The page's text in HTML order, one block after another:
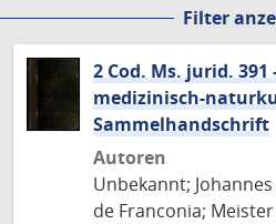
Filter
2 Cod. Ms. jurid. 391
medizinisch-
Sammelhandschrift
Autoren
Unbekannt;
de Franconia;